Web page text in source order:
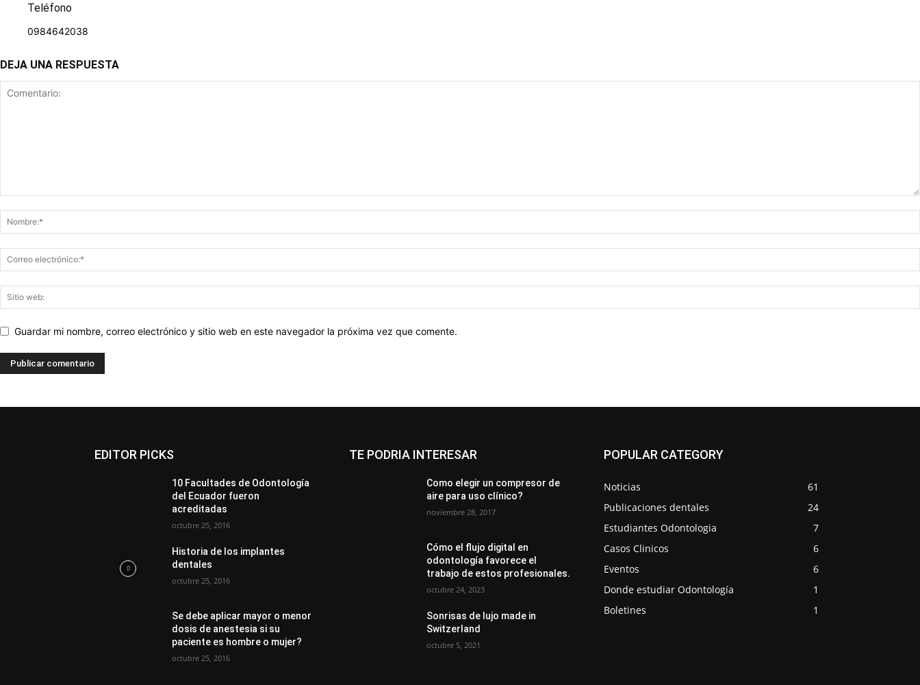
Teléfono
0984642038
DEJA UNA RESPUESTA
Guardar mi nombre, correo electrónico y sitio web en este navegador la próxima vez que comente.
EDITOR PICKS
10 Facultades de Odontología
del Ecuador fueron
acreditadas
octubre 25, 2016
Historia de los implantes
dentales
octubre 25, 2016
Se debe aplicar mayor o menor
dosis de anestesia si su
paciente es hombre o mujer?
octubre 25, 2016
TE PODRIA INTERESAR
Como elegir un compresor de
aire para uso clínico?
noviembre 28, 2017
Cómo el flujo digital en
odontología favorece el
trabajo de estos profesionales.
octubre 24, 2023
Sonrisas de lujo made in
Switzerland
octubre 5, 2021
POPULAR CATEGORY
Noticias
61
Publicaciones dentales
24
Estudiantes Odontologia
7
Casos Clinicos
6
Eventos
6
Donde estudiar Odontología
1
Boletines
1